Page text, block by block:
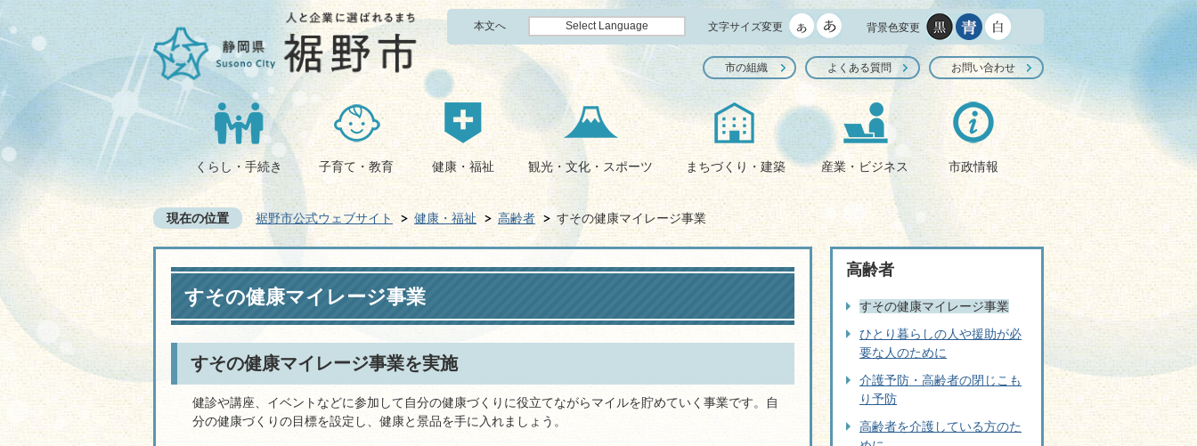
本文へ Select Language 文字サイズ変更 背景色変更
市の組織 よくある質問 お問い合わせ
くらし・手続き 子育て・教育 健康・福祉 観光・文化・スポーツ まちづくり・建築 産業・ビジネス 市政情報
現在の位置 裾野市公式ウェブサイト 健康・福祉 高齢者 すその健康マイレージ事業
すその健康マイレージ事業
すその健康マイレージ事業を実施
健診や講座、イベントなどに参加して自分の健康づくりに役立てながらマイルを貯めていく事業です。自
分の健康づくりの目標を設定し、健康と景品を手に入れましょう。
高齢者
すその健康マイレージ事業
ひとり暮らしの人や援助が必
要な人のために
介護予防・高齢者の閉じこも
り予防
高齢者を介護している方のた